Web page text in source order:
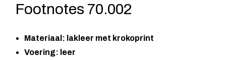
Footnotes 70.002
Materiaal: lakleer met krokoprint
Voering: leer